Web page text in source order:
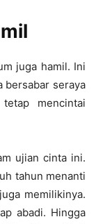
juga hamil. Ini
bersabar seraya
mencintai
ujian cinta ini.
tahun menanti
memilikinya.
abadi. Hingga